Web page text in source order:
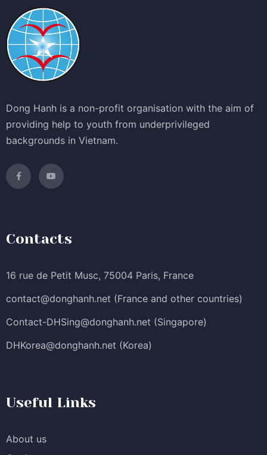
Dong Hanh is a non-profit organisation with the aim of
providing help to youth from underprivileged
backgrounds in Vietnam.
Contacts
16 rue de Petit Musc, 75004 Paris, France
contact@donghanh.net (France and other countries)
Contact-DHSing@donghanh.net (Singapore)
DHKorea@donghanh.net (Korea)
Useful Links
About us